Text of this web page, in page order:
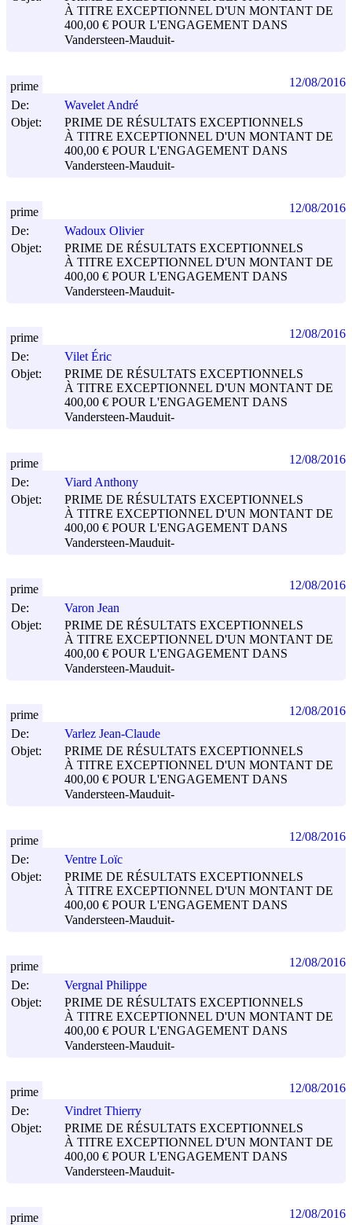
À TITRE EXCEPTIONNEL D'UN MONTANT DE
400,00 € POUR L'ENGAGEMENT DANS
Vandersteen-Mauduit-
De:
Wavelet André
Objet:
PRIME DE RÉSULTATS EXCEPTIONNELS
À TITRE EXCEPTIONNEL D'UN MONTANT DE
400,00 € POUR L'ENGAGEMENT DANS
Vandersteen-Mauduit-
prime 12/08/2016
De:
Wadoux Olivier
Objet:
PRIME DE RÉSULTATS EXCEPTIONNELS
À TITRE EXCEPTIONNEL D'UN MONTANT DE
400,00 € POUR L'ENGAGEMENT DANS
Vandersteen-Mauduit-
prime 12/08/2016
De:
Vilet Éric
Objet:
PRIME DE RÉSULTATS EXCEPTIONNELS
À TITRE EXCEPTIONNEL D'UN MONTANT DE
400,00 € POUR L'ENGAGEMENT DANS
Vandersteen-Mauduit-
prime 12/08/2016
De:
Viard Anthony
Objet:
PRIME DE RÉSULTATS EXCEPTIONNELS
À TITRE EXCEPTIONNEL D'UN MONTANT DE
400,00 € POUR L'ENGAGEMENT DANS
Vandersteen-Mauduit-
prime 12/08/2016
De:
Varon Jean
Objet:
PRIME DE RÉSULTATS EXCEPTIONNELS
À TITRE EXCEPTIONNEL D'UN MONTANT DE
400,00 € POUR L'ENGAGEMENT DANS
Vandersteen-Mauduit-
prime 12/08/2016
De:
Varlez Jean-Claude
Objet:
PRIME DE RÉSULTATS EXCEPTIONNELS
À TITRE EXCEPTIONNEL D'UN MONTANT DE
400,00 € POUR L'ENGAGEMENT DANS
Vandersteen-Mauduit-
prime 12/08/2016
De:
Ventre Loïc
Objet:
PRIME DE RÉSULTATS EXCEPTIONNELS
À TITRE EXCEPTIONNEL D'UN MONTANT DE
400,00 € POUR L'ENGAGEMENT DANS
Vandersteen-Mauduit-
prime 12/08/2016
De:
Vergnal Philippe
Objet:
PRIME DE RÉSULTATS EXCEPTIONNELS
À TITRE EXCEPTIONNEL D'UN MONTANT DE
400,00 € POUR L'ENGAGEMENT DANS
Vandersteen-Mauduit-
prime 12/08/2016
De:
Vindret Thierry
Objet:
PRIME DE RÉSULTATS EXCEPTIONNELS
À TITRE EXCEPTIONNEL D'UN MONTANT DE
400,00 € POUR L'ENGAGEMENT DANS
Vandersteen-Mauduit-
prime 12/08/2016
prime 12/08/2016